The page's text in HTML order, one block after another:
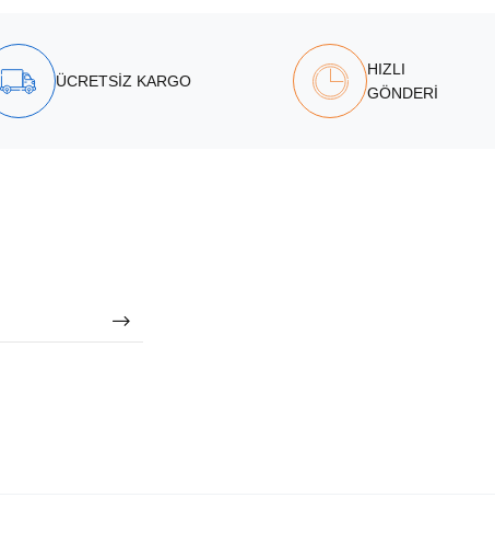
ÜCRETSİZ KARGO
HIZLI
GÖNDERİ